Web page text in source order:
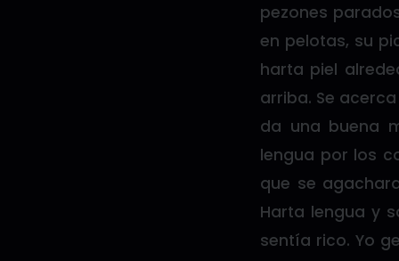
pezones
en pelotas, su
harta piel
arriba. Se
da una buena
lengua por los
que se
Harta lengua y
sentía rico. Yo